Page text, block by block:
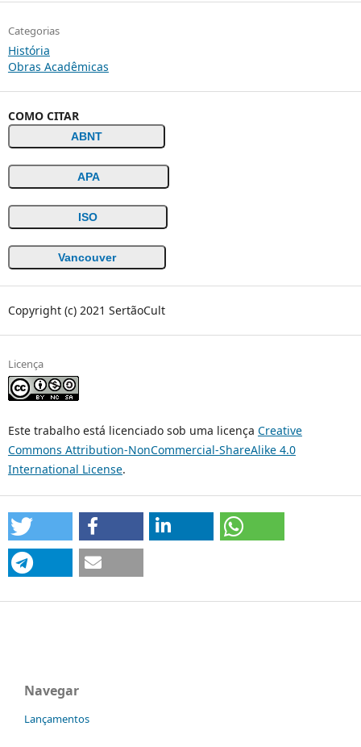
Categorias
História
Obras Acadêmicas
COMO CITAR
ABNT
APA
ISO
Vancouver
Copyright (c) 2021 SertãoCult
Licença
Este trabalho está licenciado sob uma licença Creative
Commons Attribution-NonCommercial-ShareAlike 4.0
International License.
Navegar
Lançamentos